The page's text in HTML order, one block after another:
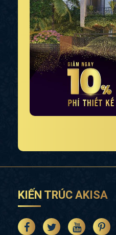
KIẾN TRÚC AKISA